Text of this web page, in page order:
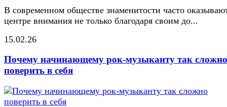
В современном обществе знаменитости часто
центре внимания не только благодаря своим до...
15.02.26
Почему начинающему рок-музыканту так сложно
поверить в себя